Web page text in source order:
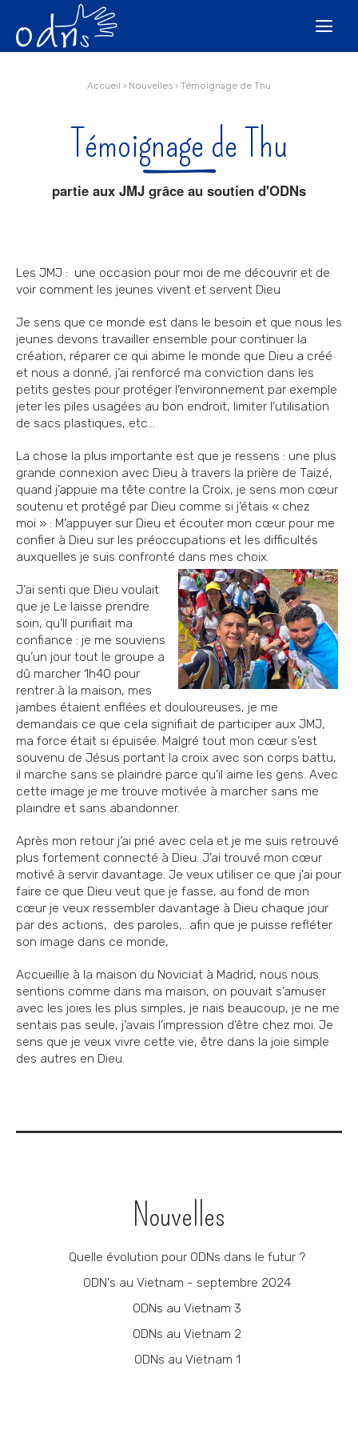

Accueil › Nouvelles › Témoignage de Thu
Témoignage de Thu
partie aux JMJ grâce au soutien d'ODNs
Les JMJ : une occasion pour moi de me découvrir et de
voir comment les jeunes vivent et servent Dieu
Je sens que ce monde est dans le besoin et que nous les
jeunes devons travailler ensemble pour continuer la
création, réparer ce qui abime le monde que Dieu a créé
et nous a donné, j’ai renforcé ma conviction dans les
petits gestes pour protéger l’environnement par exemple
jeter les piles usagées au bon endroit, limiter l’utilisation
de sacs plastiques, etc…
La chose la plus importante est que je ressens : une plus
grande connexion avec Dieu à travers la prière de Taizé,
quand j’appuie ma tête contre la Croix, je sens mon cœur
soutenu et protégé par Dieu comme si j’étais « chez
moi » : M’appuyer sur Dieu et écouter mon cœur pour me
confier à Dieu sur les préoccupations et les difficultés
auxquelles je suis confronté dans mes choix.
J’ai senti que Dieu voulait
que je Le laisse prendre
soin, qu’Il purifiait ma
confiance : je me souviens
qu’un jour tout le groupe a
dû marcher 1h40 pour
rentrer à la maison, mes
jambes étaient enflées et douloureuses, je me
demandais ce que cela signifiait de participer aux JMJ,
ma force était si épuisée. Malgré tout mon cœur s’est
souvenu de Jésus portant la croix avec son corps battu,
il marche sans se plaindre parce qu’il aime les gens. Avec
cette image je me trouve motivée à marcher sans me
plaindre et sans abandonner.
Après mon retour j’ai prié avec cela et je me suis retrouvé
plus fortement connecté à Dieu. J’ai trouvé mon cœur
motivé à servir davantage. Je veux utiliser ce que j’ai pour
faire ce que Dieu veut que je fasse, au fond de mon
cœur je veux ressembler davantage à Dieu chaque jour
par des actions, des paroles,…afin que je puisse refléter
son image dans ce monde,
Accueillie à la maison du Noviciat à Madrid, nous nous
sentions comme dans ma maison, on pouvait s’amuser
avec les joies les plus simples, je riais beaucoup, je ne me
sentais pas seule, j’avais l’impression d’être chez moi. Je
sens que je veux vivre cette vie, être dans la joie simple
des autres en Dieu.
Nouvelles
Quelle évolution pour ODNs dans le futur ?
ODN's au Vietnam - septembre 2024
ODNs au Vietnam 3
ODNs au Vietnam 2
ODNs au Vietnam 1